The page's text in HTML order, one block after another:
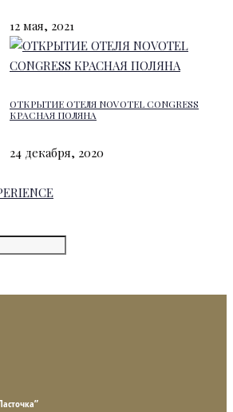
12 мая, 2021
ОТКРЫТИЕ ОТЕЛЯ NOVOTEL CONGRESS
КРАСНАЯ ПОЛЯНА
24 декабря, 2020